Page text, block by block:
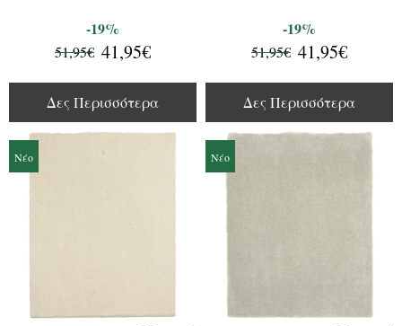
51,95€ 41,95€
-19%
Δες Περισσότερα
51,95€ 41,95€
-19%
Δες Περισσότερα
Νέο Νέο